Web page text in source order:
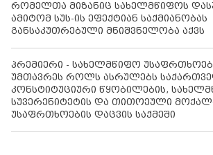
რომელთა მიზანიც სახელმწიფოს
ამიტომ სუს-ის ეფექტიან საქმიანობას
განსაკუთრებული მნიშვნელობა აქვს
პრემიერი - სახელმწიფო
უმთავრეს როლს ასრულებს
კონსტიტუციური წყობილების,
სუვერენიტეტის და თითოეული
უსაფრთხოების დაცვის საქმეში